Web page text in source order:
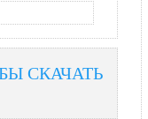
СКАЧАТЬ